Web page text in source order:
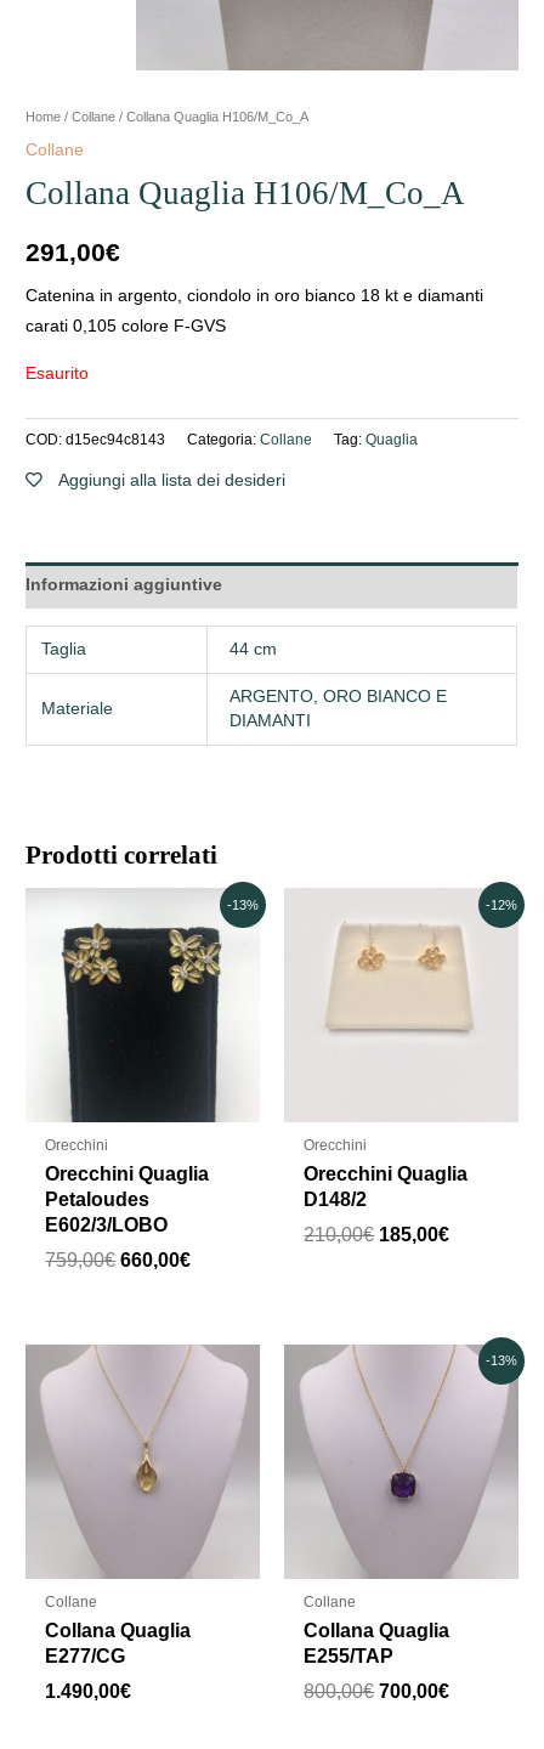
Home /Collane / Collana Quaglia H106/M_Co_A
Collane
Collana Quaglia H106/M_Co_A
291,00€
Catenina in argento, ciondolo in oro bianco 18 kt e diamanti
carati 0,105 colore F-GVS
Esaurito
COD:d15ec94c8143 Categoria:Collane Tag:Quaglia
Aggiungi alla lista dei desideri
Informazioni aggiuntive
Taglia 44 cm
Materiale
ARGENTO, ORO BIANCO E
DIAMANTI
Prodotti correlati
-13%
Orecchini
Orecchini Quaglia
Petaloudes
E602/3/LOBO
759,00€
prezzo
originale
era:
660,00€
prezzo
attuale
è:
660,00€.
-12%
Orecchini
Orecchini Quaglia
D148/2
210,00€
prezzo
originale
era:
185,00€
prezzo
attuale
185,00€.
Collane
Collana Quaglia
E277/CG
1.490,00€
-13%
Collane
Collana Quaglia
E255/TAP
800,00€
originale
era:
800,00€.
700,00€
Il
prezzo
attuale